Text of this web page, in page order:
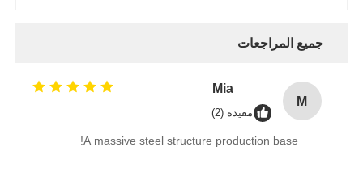
جميع المراجعات
M
Mia
مفيدة (2)
A massive steel structure production base!